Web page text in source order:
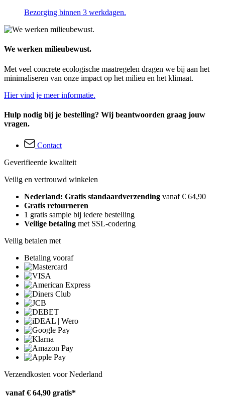
Bezorging binnen 3 werkdagen.
We werken milieubewust.
Met veel concrete ecologische maatregelen dragen we bij aan het
minimaliseren van onze impact op het milieu en het klimaat.
Hier vind je meer informatie.
Hulp nodig bij je bestelling? Wij beantwoorden graag jouw
vragen.
Contact
Geverifieerde kwaliteit
Veilig en vertrouwd winkelen
Nederland: Gratis standaardverzending vanaf € 64,90
Gratis retourneren
1 gratis sample bij iedere bestelling
Veilige betaling met SSL-codering
Veilig betalen met
Betaling vooraf
Verzendkosten voor Nederland
vanaf € 64,90 gratis*